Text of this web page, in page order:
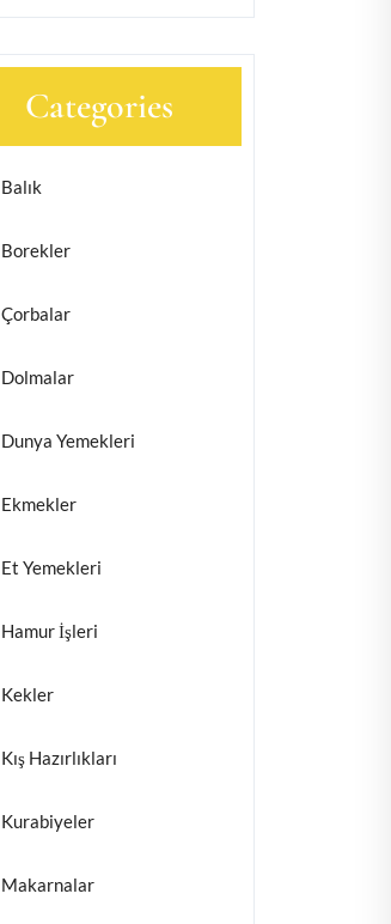
Categories
Balık
Borekler
Çorbalar
Dolmalar
Dunya Yemekleri
Ekmekler
Et Yemekleri
Hamur İşleri
Kekler
Kış Hazırlıkları
Kurabiyeler
Makarnalar